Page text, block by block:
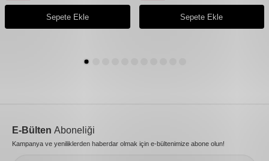
Sepete Ekle Sepete Ekle
E-Bülten Aboneliği
Kampanya ve yeniliklerden haberdar olmak için e-bültenimize abone olun!